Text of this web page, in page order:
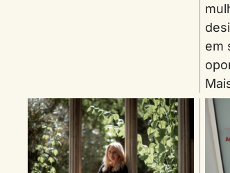
em